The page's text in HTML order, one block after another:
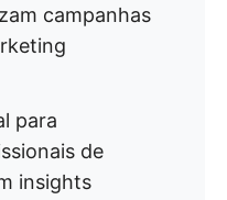
campanhas
para
de
insights